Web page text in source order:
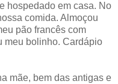
hospedado em casa. No
comida. Almoçou
pão francês com
meu bolinho. Cardápio
mãe, bem das antigas e